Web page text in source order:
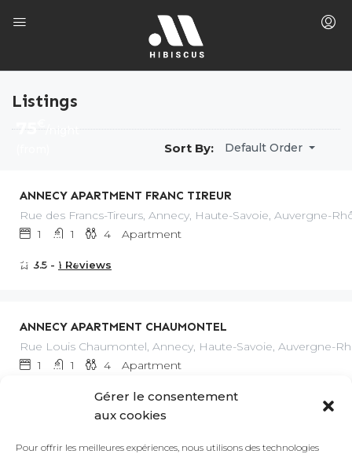
Gérer le consentement
aux cookies
Pour offrir les meilleures expériences, nous utilisons des technologies
Listings
Sort By: Default Order
75
/night
ANNECY APARTMENT FRANC TIREUR
Rue des Francs-Tireurs, Annecy, Haute-Savoie, Auvergne-
1
1 4 Apartment
3.5 - 1 Reviews
65
/night
ANNECY APARTMENT CHAUMONTEL
Rue Louis Chaumontel, Annecy, Haute-Savoie, Auvergne-
1
1 4 Apartment
0 Reviews